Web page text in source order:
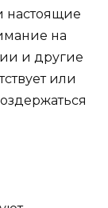
настоящие
на
и другие
или